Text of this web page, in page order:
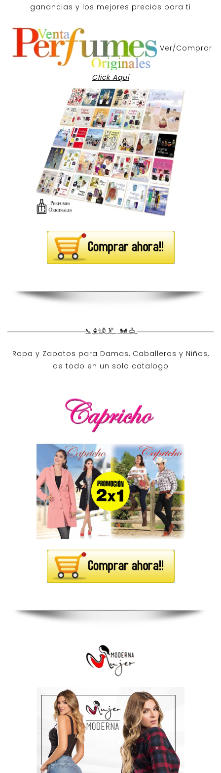
ganancias y los mejores precios para ti
Ver/Comprar
Click Aqui
Ropa y Zapatos para Damas, Caballeros y Niños,
de todo en un solo catalogo